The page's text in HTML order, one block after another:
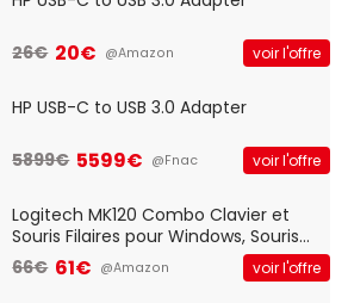
26€ 20€ @Amazon voir l'offre
HP USB-C to USB 3.0 Adapter
5899€ 5599€ @Fnac voir l'offre
Logitech MK120 Combo Clavier et
Souris Filaires pour Windows, Souris
Optique Filaire, Connexion USB Plug
And Play, Confortable, Taille
66€ 61€ @Amazon voir l'offre